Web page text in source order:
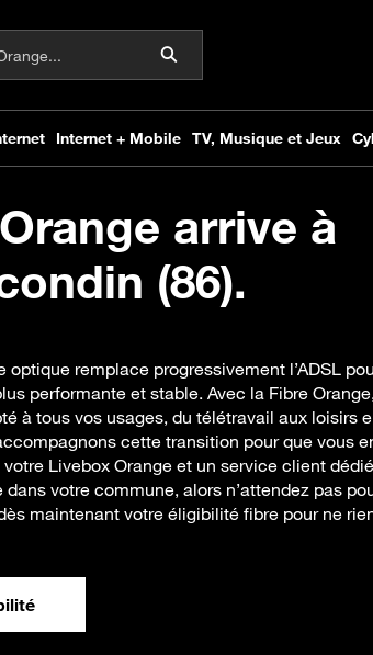
arrive à
(86).
optique remplace progressivement l’ADSL
performante et stable. Avec la Fibre
à tous vos usages, du télétravail aux loisirs
cette transition pour que vous
Livebox Orange et un service client
votre commune, alors n’attendez pas
maintenant votre éligibilité fibre pour ne